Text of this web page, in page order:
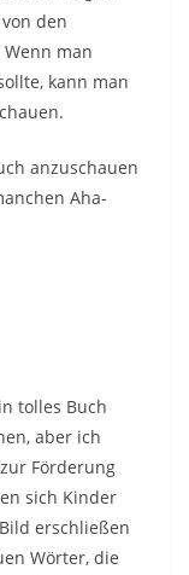
den
man
kann man
anzuschauen
Aha-
tolles Buch
aber ich
Förderung
sich Kinder
erschließen
Wörter, die